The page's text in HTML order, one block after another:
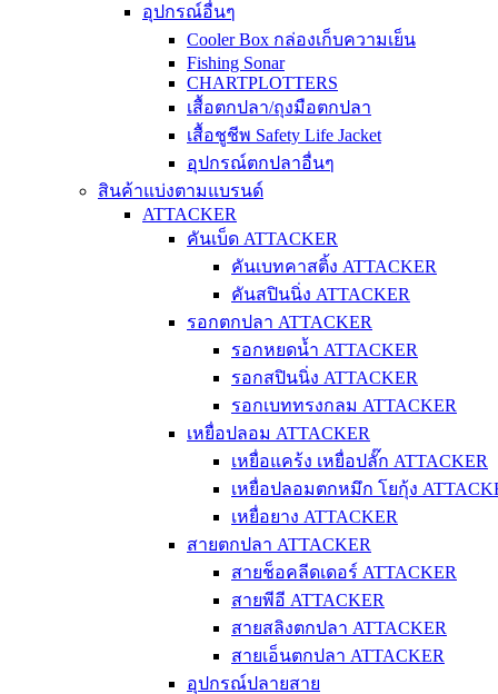
อุปกรณ์อื่นๆ
Cooler Box กล่องเก็บความเย็น
Fishing Sonar
CHARTPLOTTERS
เสื้อตกปลา/ถุงมือตกปลา
เสื้อชูชีพ Safety Life Jacket
อุปกรณ์ตกปลาอื่นๆ
สินค้าแบ่งตามแบรนด์
ATTACKER
คันเบ็ด ATTACKER
คันเบทคาสติ้ง ATTACKER
คันสปินนิ่ง ATTACKER
รอกตกปลา ATTACKER
รอกหยดน้ำ ATTACKER
รอกสปินนิ่ง ATTACKER
รอกเบททรงกลม ATTACKER
เหยื่อปลอม ATTACKER
เหยื่อแคร้ง เหยื่อปลั๊ก ATTACKER
เหยื่อปลอมตกหมึก โยกุ้ง
เหยื่อยาง ATTACKER
สายตกปลา ATTACKER
สายช็อคลีดเดอร์ ATTACKER
สายพีอี ATTACKER
สายสลิงตกปลา ATTACKER
สายเอ็นตกปลา ATTACKER
อุปกรณ์ปลายสาย